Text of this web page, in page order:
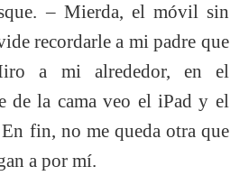
– Mierda, el móvil sin
recordarle a mi padre que
a mi alrededor, en el
de la cama veo el iPad y el
fin, no me queda otra que
a por mí.